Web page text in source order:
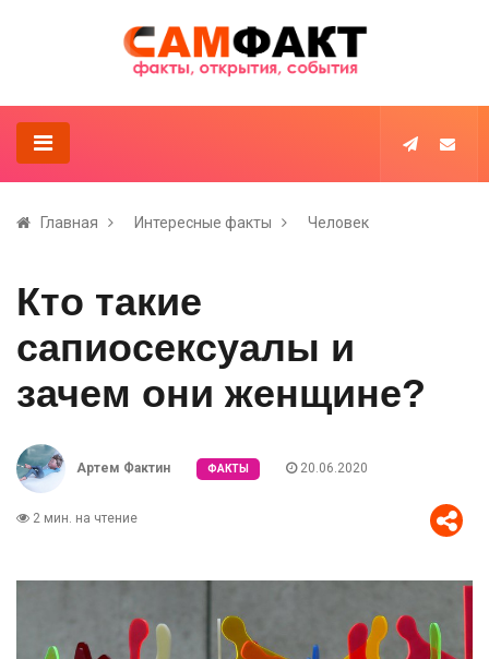
Главная Интересные факты Человек
Кто такие
сапиосексуалы и
зачем они женщине?
Артем Фактин ФАКТЫ 20.06.2020
2 мин. на чтение